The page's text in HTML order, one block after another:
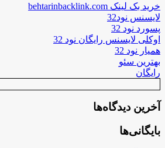
خرید بک لینک behtarinbacklink.com
لایسنس نود32
پسورد نود 32
اوکلی لایسنس رایگان نود 32
همیار نود 32
بهترین سئو
رایگان
آخرین دیدگاه‌ها
بایگانی‌ها